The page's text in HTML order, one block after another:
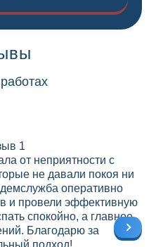
от неприятности с
не давали покоя ни
оперативно
и провели эффективную
спокойно, а главное,
Благодарю за
подход!